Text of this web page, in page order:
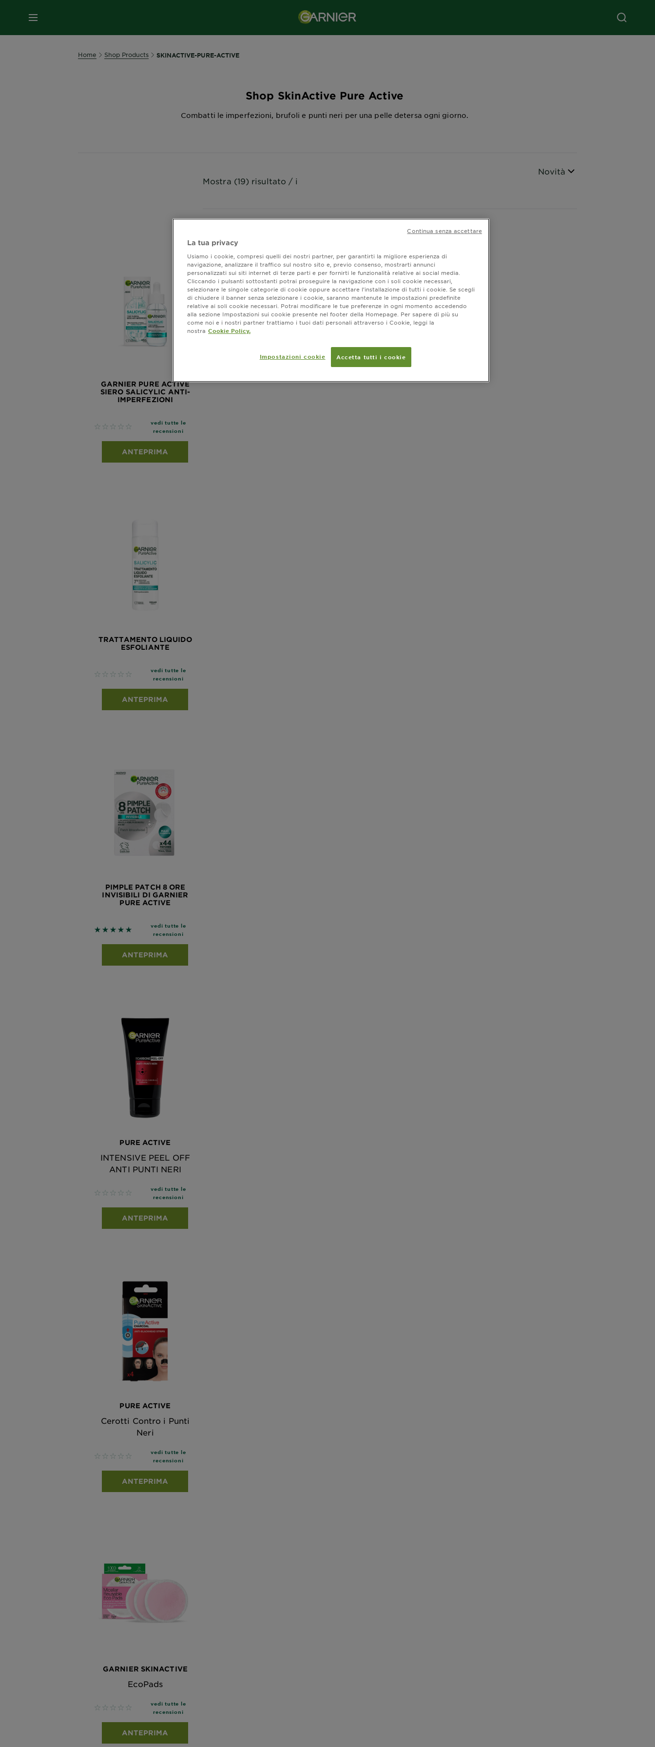
MENU
Home Shop Products SKINACTIVE-PURE-ACTIVE
Shop SkinActive Pure Active
Combatti le imperfezioni, brufoli e punti neri per una pelle detersa ogni giorno.
Mostra (19) risultato / i
Ordina per
Novità
GARNIER PURE ACTIVE
SIERO SALICYLIC ANTI-
IMPERFEZIONI
No reviews
vedi tutte le
recensioni
ANTEPRIMA
TRATTAMENTO LIQUIDO
ESFOLIANTE
No reviews
vedi tutte le
recensioni
ANTEPRIMA
PIMPLE PATCH 8 ORE
INVISIBILI DI GARNIER
PURE ACTIVE
5 out of 5 stars based on reviews
vedi tutte le
recensioni
ANTEPRIMA
PURE ACTIVE
INTENSIVE PEEL OFF
ANTI PUNTI NERI
No reviews
vedi tutte le
recensioni
ANTEPRIMA
PURE ACTIVE
Cerotti Contro i Punti
Neri
No reviews
vedi tutte le
recensioni
ANTEPRIMA
GARNIER SKINACTIVE
EcoPads
No reviews
vedi tutte le
recensioni
ANTEPRIMA
La tua privacy
Usiamo i cookie, compresi quelli dei nostri partner, per garantirti la migliore esperienza di
navigazione, analizzare il traffico sul nostro sito e, previo consenso, mostrarti annunci
personalizzati sui siti internet di terze parti e per fornirti le funzionalità relative ai social media.
Cliccando i pulsanti sottostanti potrai proseguire la navigazione con i soli cookie necessari,
selezionare le singole categorie di cookie oppure accettare l’installazione di tutti i cookie. Se scegli
di chiudere il banner senza selezionare i cookie, saranno mantenute le impostazioni predefinite
relative ai soli cookie necessari. Potrai modificare le tue preferenze in ogni momento accedendo
alla sezione Impostazioni sui cookie presente nel footer della Homepage. Per sapere di più su
come noi e i nostri partner trattiamo i tuoi dati personali attraverso i Cookie, leggi la
nostra Cookie Policy.
Impostazioni cookie Accetta tutti i cookie
Continua senza accettare